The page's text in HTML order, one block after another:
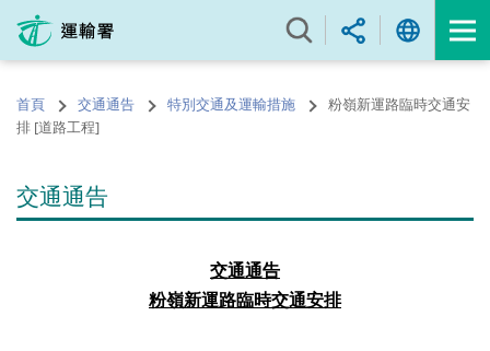
內
的
開
首頁 交通通告 特別交通及運輸措施
粉嶺新運路臨時交通安
排 [道路工程]
交通通告
交通通告
粉嶺新運路臨時交通安排